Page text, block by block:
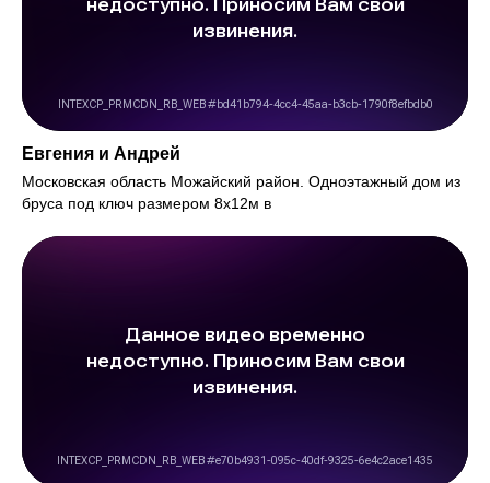
Евгения и Андрей
Московская область Можайский район. Одноэтажный дом из
бруса под ключ размером 8х12м в